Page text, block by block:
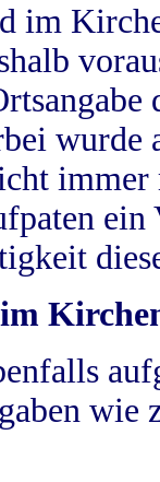
im
wurde
wie